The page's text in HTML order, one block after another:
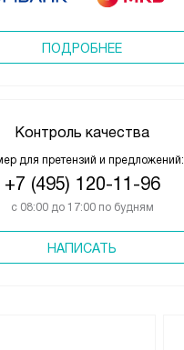
ПОДРОБНЕЕ
Контроль качества
для претензий и предложений:
+7 (495) 120-11-96
с 08:00 до 17:00 по будням
НАПИСАТЬ